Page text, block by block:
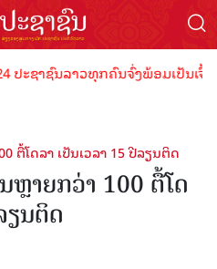
ຊາຊົນລາວທຸກຄົນຈົ່ງພ້ອມເປັນເຈົ້າ
ຕື້​ໂດ​ລາ ​ເປັນ​ເວ​ລາ 15 ປີ​ລຽນ​ຕິດ
າຍກວ່າ 100 ຕື້​ໂດ​
ຽນ​ຕິດ